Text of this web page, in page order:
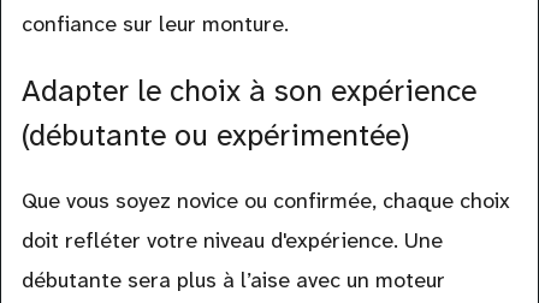
confiance sur leur monture.
Adapter le choix à son expérience
(débutante ou expérimentée)
Que vous soyez novice ou confirmée, chaque choix
doit refléter votre niveau d'expérience. Une
débutante sera plus à l’aise avec un moteur